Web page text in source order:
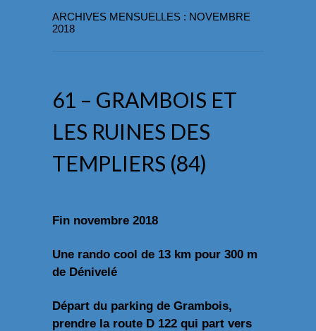
ARCHIVES MENSUELLES : NOVEMBRE
2018
61 – GRAMBOIS ET
LES RUINES DES
TEMPLIERS (84)
Fin novembre 2018
Une rando cool de 13 km pour 300 m
de Dénivelé
Départ du parking de Grambois,
prendre la route D 122 qui part vers